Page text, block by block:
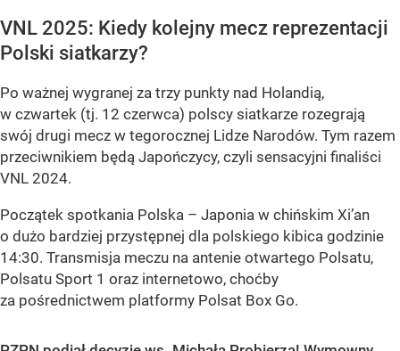
VNL 2025: Kiedy kolejny mecz reprezentacji
Polski siatkarzy?
Po ważnej wygranej za trzy punkty nad Holandią,
w czwartek (tj. 12 czerwca) polscy siatkarze rozegrają
swój drugi mecz w tegorocznej Lidze Narodów. Tym razem
przeciwnikiem będą Japończycy, czyli sensacyjni finaliści
VNL 2024.
Początek spotkania Polska – Japonia w chińskim Xi’an
o dużo bardziej przystępnej dla polskiego kibica godzinie
14:30. Transmisja meczu na antenie otwartego Polsatu,
Polsatu Sport 1 oraz internetowo, choćby
za pośrednictwem platformy Polsat Box Go.